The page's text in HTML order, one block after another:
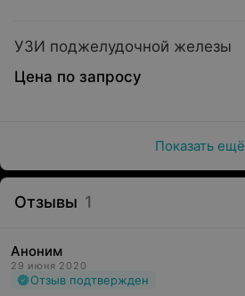
УЗИ поджелудочной железы
Цена по запросу
Показать ещё
Отзывы 1
Аноним
29 июня 2020
Отзыв подтвержден